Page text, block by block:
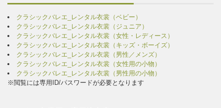
クラシックバレエ_レンタル衣裳（ベビー）
クラシックバレエ_レンタル衣裳（ジュニア）
クラシックバレエ_レンタル衣裳（女性・レディース）
クラシックバレエ_レンタル衣裳（キッズ・ボーイズ）
クラシックバレエ_レンタル衣裳（男性／メンズ）
クラシックバレエ_レンタル衣裳（女性用の小物）
クラシックバレエ_レンタル衣裳（男性用の小物）
※閲覧には専用ID/パスワードが必要となります